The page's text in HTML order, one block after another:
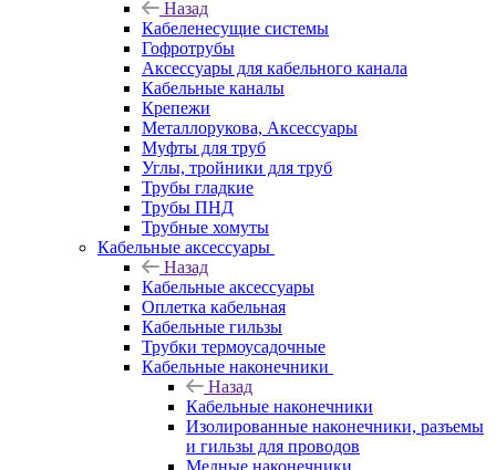
Назад
Кабеленесущие системы
Гофротрубы
Аксессуары для кабельного канала
Кабельные каналы
Крепежи
Металлорукова, Аксессуары
Муфты для труб
Углы, тройники для труб
Трубы гладкие
Трубы ПНД
Трубные хомуты
Кабельные аксессуары
Назад
Кабельные аксессуары
Оплетка кабельная
Кабельные гильзы
Трубки термоусадочные
Кабельные наконечники
Назад
Кабельные наконечники
Изолированные наконечники, разъемы
и гильзы для проводов
Медные наконечники